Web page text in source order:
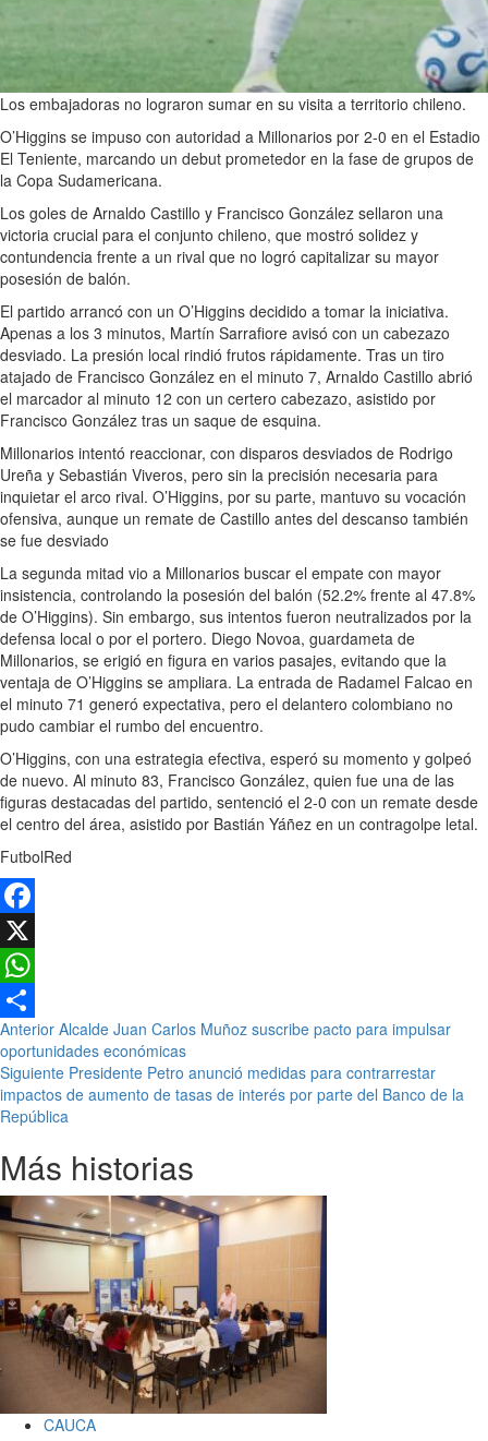
Los embajadoras no lograron sumar en su visita a territorio chileno.
O’Higgins se impuso con autoridad a Millonarios por 2-0 en el Estadio
El Teniente, marcando un debut prometedor en la fase de grupos de
la Copa Sudamericana.
Los goles de Arnaldo Castillo y Francisco González sellaron una
victoria crucial para el conjunto chileno, que mostró solidez y
contundencia frente a un rival que no logró capitalizar su mayor
posesión de balón.
El partido arrancó con un O’Higgins decidido a tomar la iniciativa.
Apenas a los 3 minutos, Martín Sarrafiore avisó con un cabezazo
desviado. La presión local rindió frutos rápidamente. Tras un tiro
atajado de Francisco González en el minuto 7, Arnaldo Castillo abrió
el marcador al minuto 12 con un certero cabezazo, asistido por
Francisco González tras un saque de esquina.
Millonarios intentó reaccionar, con disparos desviados de Rodrigo
Ureña y Sebastián Viveros, pero sin la precisión necesaria para
inquietar el arco rival. O’Higgins, por su parte, mantuvo su vocación
ofensiva, aunque un remate de Castillo antes del descanso también
se fue desviado
La segunda mitad vio a Millonarios buscar el empate con mayor
insistencia, controlando la posesión del balón (52.2% frente al 47.8%
de O’Higgins). Sin embargo, sus intentos fueron neutralizados por la
defensa local o por el portero. Diego Novoa, guardameta de
Millonarios, se erigió en figura en varios pasajes, evitando que la
ventaja de O’Higgins se ampliara. La entrada de Radamel Falcao en
el minuto 71 generó expectativa, pero el delantero colombiano no
pudo cambiar el rumbo del encuentro.
O’Higgins, con una estrategia efectiva, esperó su momento y golpeó
de nuevo. Al minuto 83, Francisco González, quien fue una de las
figuras destacadas del partido, sentenció el 2-0 con un remate desde
el centro del área, asistido por Bastián Yáñez en un contragolpe letal.
FutbolRed
Facebook
X
WhatsApp
Compartir
Seguir
leyendo
Anterior Alcalde Juan Carlos Muñoz suscribe pacto para impulsar
oportunidades económicas
Siguiente Presidente Petro anunció medidas para contrarrestar
impactos de aumento de tasas de interés por parte del Banco de la
República
Más historias
CAUCA